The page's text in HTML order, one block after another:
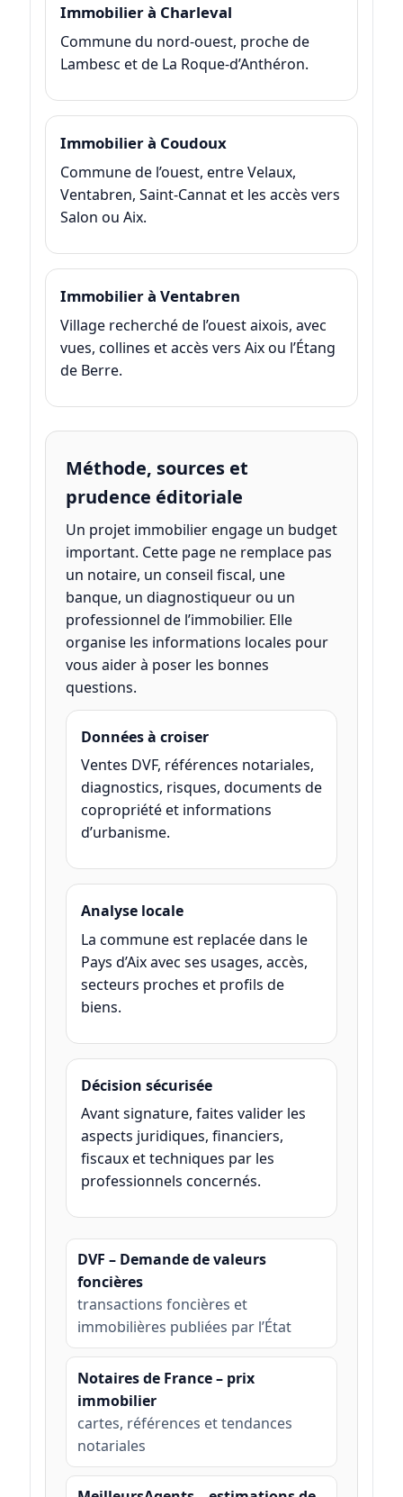
Immobilier à Charleval
Commune du nord-ouest, proche de
Lambesc et de La Roque-d’Anthéron.
Immobilier à Coudoux
Commune de l’ouest, entre Velaux,
Ventabren, Saint-Cannat et les accès vers
Salon ou Aix.
Immobilier à Ventabren
Village recherché de l’ouest aixois, avec
vues, collines et accès vers Aix ou l’Étang
de Berre.
Méthode, sources et
prudence éditoriale
Un projet immobilier engage un budget
important. Cette page ne remplace pas
un notaire, un conseil fiscal, une
banque, un diagnostiqueur ou un
professionnel de l’immobilier. Elle
organise les informations locales pour
vous aider à poser les bonnes
questions.
Données à croiser
Ventes DVF, références notariales,
diagnostics, risques, documents de
copropriété et informations
d’urbanisme.
Analyse locale
La commune est replacée dans le
Pays d’Aix avec ses usages, accès,
secteurs proches et profils de
biens.
Décision sécurisée
Avant signature, faites valider les
aspects juridiques, financiers,
fiscaux et techniques par les
professionnels concernés.
DVF – Demande de valeurs
foncières
transactions foncières et
immobilières publiées par l’État
Notaires de France – prix
immobilier
cartes, références et tendances
notariales